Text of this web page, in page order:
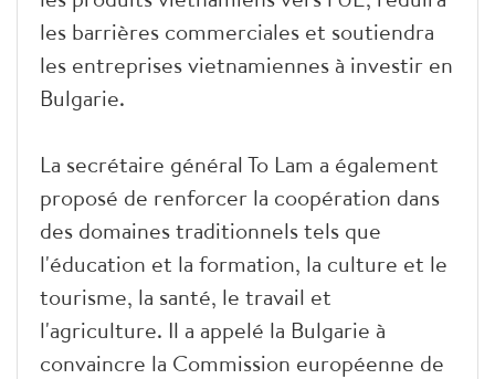
les barrières commerciales et soutiendra
les entreprises vietnamiennes à investir en
Bulgarie.
La secrétaire général To Lam a également
proposé de renforcer la coopération dans
des domaines traditionnels tels que
l'éducation et la formation, la culture et le
tourisme, la santé, le travail et
l'agriculture. Il a appelé la Bulgarie à
convaincre la Commission européenne de